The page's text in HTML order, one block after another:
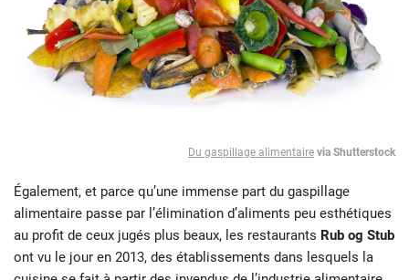
Du gaspillage alimentaire via Shutterstock
Également, et parce qu’une immense part du gaspillage
alimentaire passe par l’élimination d’aliments peu esthétiques
au profit de ceux jugés plus beaux, les restaurants Rub og Stub
ont vu le jour en 2013, des établissements dans lesquels la